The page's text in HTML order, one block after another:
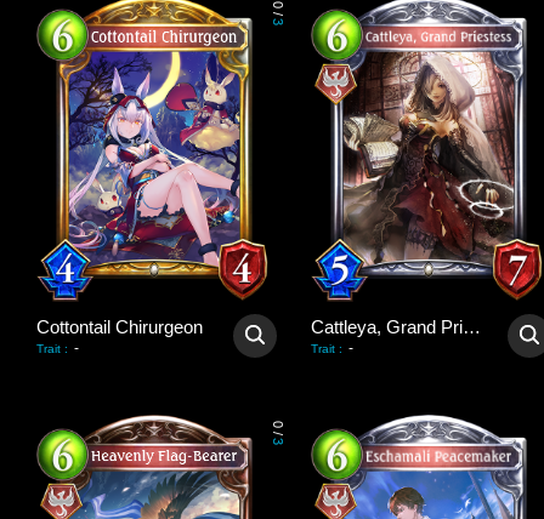
0
/
3
Cottontail Chirurgeon
Trait : -
Cattleya, Grand Priestess
Trait : -
0
/
3